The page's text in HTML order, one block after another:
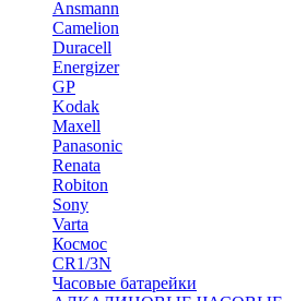
Ansmann
Camelion
Duracell
Energizer
GP
Kodak
Maxell
Panasonic
Renata
Robiton
Sony
Varta
Космос
CR1/3N
Часовые батарейки